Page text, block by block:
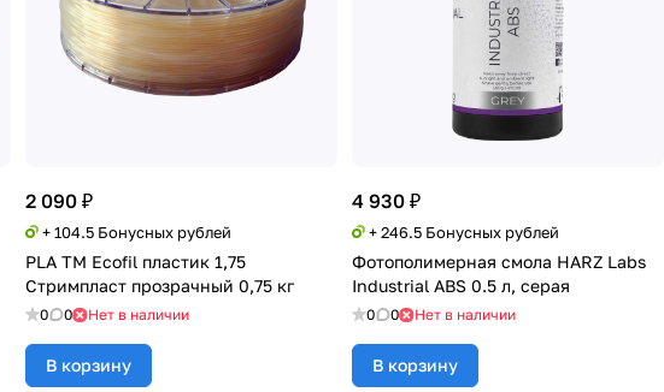
2 090 ₽
+ 104.5 Бонусных рублей
PLA TM Ecofil пластик 1,75
Стримпласт прозрачный 0,75 кг
0 0 Нет в наличии
В корзину
4 930 ₽
+ 246.5 Бонусных рублей
Фотополимерная смола HARZ Labs
Industrial ABS 0.5 л, серая
0 0 Нет в наличии
В корзину